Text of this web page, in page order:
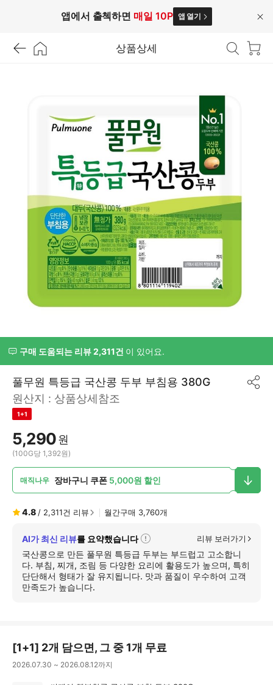
앱에서 출첵하면 매일 10P 앱 열기
닫
상품상세
구매 도움되는 리뷰 2,311건 이 있어요.
풀무원 특등급 국산콩 두부 부침용 380G
원산지 : 상품상세참조
1+1
5,290원
(100G당 1,392원)
매직나우 장바구니 쿠폰 5,000원 할인
4.8 / 2,311건 리뷰 월간구매 3,760개
AI가 최신 리뷰를 요약했습니다
자
세
히
보
리뷰 보러가기
국산콩으로 만든 풀무원 특등급 두부는 부드럽고 고소합니
다. 부침, 찌개, 조림 등 다양한 요리에 활용도가 높으며, 특히
단단해서 형태가 잘 유지됩니다. 맛과 품질이 우수하여 고객
만족도가 높습니다.
공
[1+1] 2개 담으면, 그 중 1개 무료
2026.07.30 ~ 2026.08.12까지